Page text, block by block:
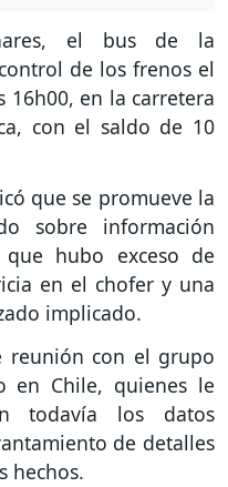
el bus de la
de los frenos el
16h00, en la carretera
con el saldo de 10
que se promueve la
sobre información
hubo exceso de
en el chofer y una
implicado.
reunión con el grupo
en Chile, quienes le
todavía los datos
de detalles
hechos.